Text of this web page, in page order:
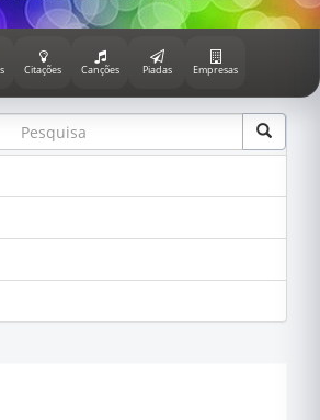
Citações Canções Piadas Empresas